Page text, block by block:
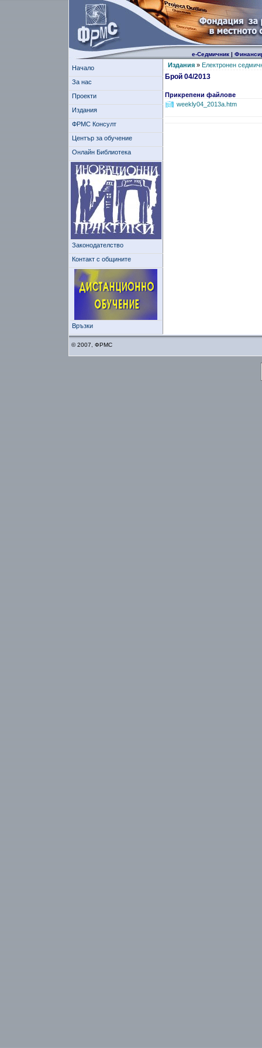
е-Седмичник|
Начало
За нас
Проекти
Издания
ФРМС Консулт
Център за обучение
Онлайн Библиотека
Законодателство
Контакт с общините
Връзки
Издания» Електронен
Брой 04/2013
Прикрепени файлове
weekly04_2013a.htm
© 2007, ФРМС